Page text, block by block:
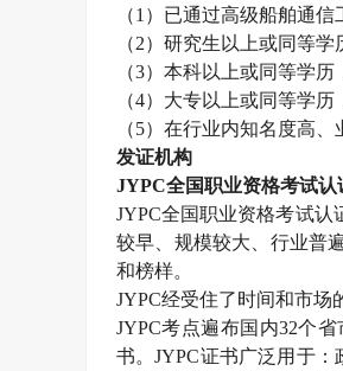
（1 ）已通过高级船舶通信
（2）研究生以上或同等学
（3）本科以上或同等学历
（4）大专以上或同等学历
（5）在行业内知名度高、
发证机构
JYPC全国职业资格考试认
JYPC全国职业资格考试认
较早、规模较大、行业普
和榜样。
JYPC经受住了时间和市场
JYPC考点遍布国内32个省
书。JYPC证书广泛用于：